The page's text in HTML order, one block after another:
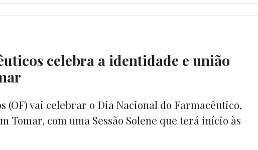
celebra a identidade e união
(OF) vai celebrar o Dia Nacional do Farmacêutico,
Tomar, com uma Sessão Solene que terá início às